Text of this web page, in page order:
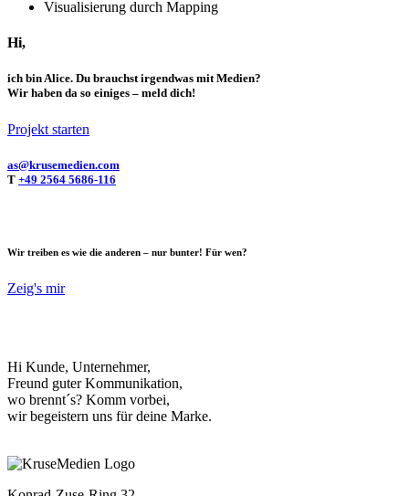
Visualisierung durch Mapping
Hi,
ich bin Alice. Du brauchst irgendwas mit Medien?
Wir haben da so einiges – meld dich!
Projekt starten
as@krusemedien.com
T +49 2564 5686-116
Wir treiben es wie die anderen – nur bunter! Für wen?
Zeig's mir
Hi Kunde, Unternehmer,
Freund guter Kommunikation,
wo brennt´s? Komm vorbei,
wir begeistern uns für deine Marke.